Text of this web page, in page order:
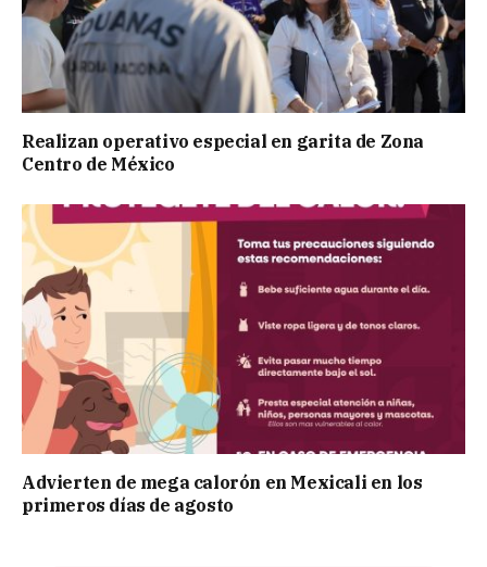
Realizan operativo especial en garita de Zona
Centro de México
Advierten de mega calorón en Mexicali en los
primeros días de agosto